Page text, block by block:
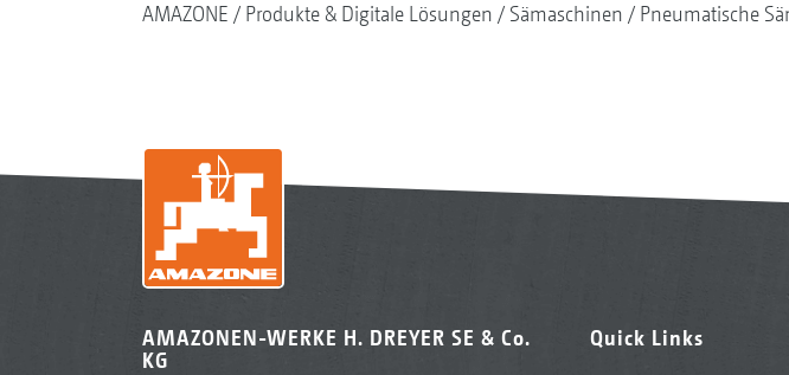
AMAZONE Produkte & Digitale Lösungen Sämaschinen Pneumatische
AMAZONEN-WERKE H. DREYER SE & Co.
KG
Quick Links